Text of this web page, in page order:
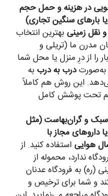
در هزینه و حمل حجم
یا بارهای سنگین تجاری)
نقل زمینی بهترین انتخاب
مدرن ما (تریلی و
از درِ منزل یا محل شما
به‌صورتدرب به درب به
این روش هم کاملاً
تحت پوشش کامل
سبک و گران‌بهاست (مثل
مجاز با
هوایی استفاده کنید. از
ندارد، محموله از
(ره) به فرودگاه عدنان
و شما برای ترخیص و